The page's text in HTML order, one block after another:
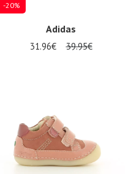
-20%
Adidas
31.96€ 39.95€